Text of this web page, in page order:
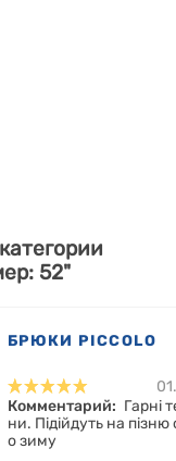
52"
БРЮКИ PICCOLO
Комментарий: Гарні
ни. Підійдуть на пізню
о зиму